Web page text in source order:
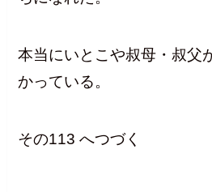
本当にいとこや叔母・叔父
かっている。
その113 へつづく